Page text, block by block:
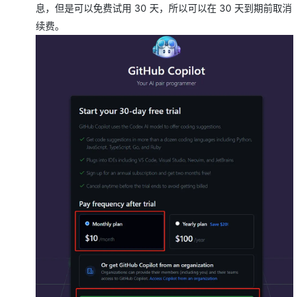
息，但是可以免费试用 30 天，所以可以在 30 天到期前取消
续费。